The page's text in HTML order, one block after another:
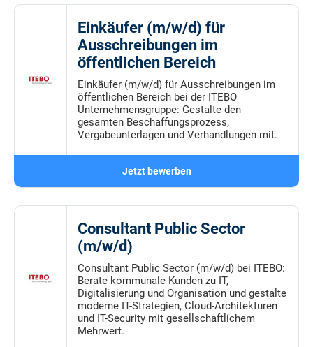
Einkäufer (m/w/d) für
Ausschreibungen im
öffentlichen Bereich
Einkäufer (m/w/d) für Ausschreibungen im
öffentlichen Bereich bei der ITEBO
Unternehmensgruppe: Gestalte den
gesamten Beschaffungsprozess,
Vergabeunterlagen und Verhandlungen mit.
Jetzt bewerben
Consultant Public Sector
(m/w/d)
Consultant Public Sector (m/w/d) bei ITEBO:
Berate kommunale Kunden zu IT,
Digitalisierung und Organisation und gestalte
moderne IT-Strategien, Cloud-Architekturen
und IT-Security mit gesellschaftlichem
Mehrwert.